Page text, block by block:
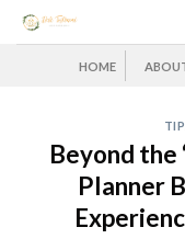
Skip
HOME
Beyond the
Planner